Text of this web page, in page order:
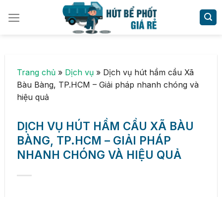
Trang chủ » Dịch vụ » Dịch vụ hút hầm cầu Xã
Bàu Bàng, TP.HCM – Giải pháp nhanh chóng và
hiệu quả
DỊCH VỤ HÚT HẦM CẦU XÃ BÀU
BÀNG, TP.HCM – GIẢI PHÁP
NHANH CHÓNG VÀ HIỆU QUẢ